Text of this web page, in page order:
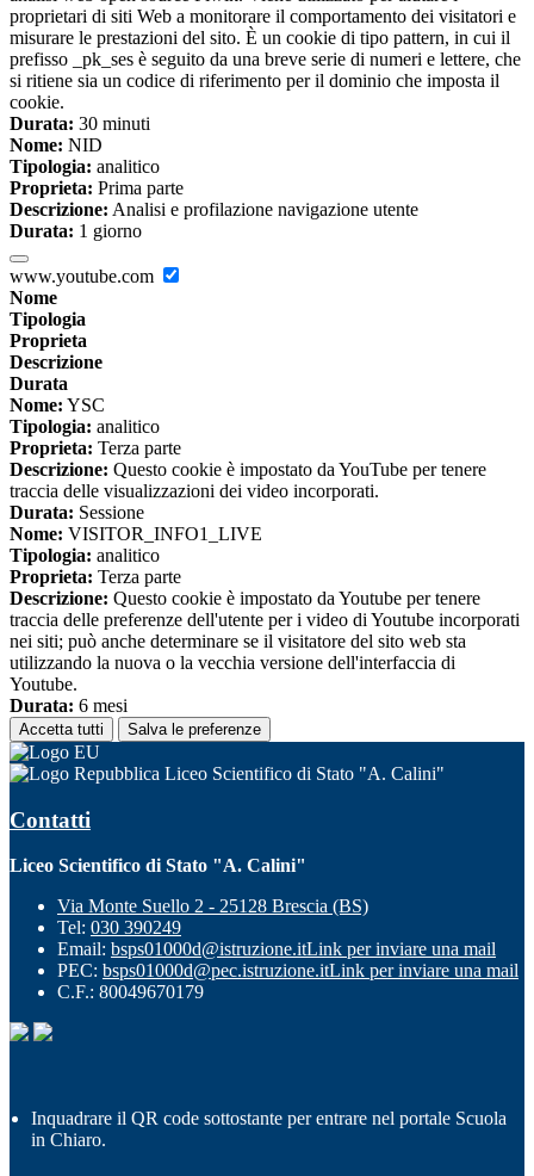
proprietari di siti Web a monitorare il comportamento dei visitatori e
misurare le prestazioni del sito. È un cookie di tipo pattern, in cui il
prefisso _pk_ses è seguito da una breve serie di numeri e lettere, che
si ritiene sia un codice di riferimento per il dominio che imposta il
cookie.
Durata: 30 minuti
Nome: NID
Tipologia: analitico
Proprieta: Prima parte
Descrizione: Analisi e profilazione navigazione utente
Durata: 1 giorno
www.youtube.com
Nome
Tipologia
Proprieta
Descrizione
Durata
Nome: YSC
Tipologia: analitico
Proprieta: Terza parte
Descrizione: Questo cookie è impostato da YouTube per tenere
traccia delle visualizzazioni dei video incorporati.
Durata: Sessione
Nome: VISITOR_INFO1_LIVE
Tipologia: analitico
Proprieta: Terza parte
Descrizione: Questo cookie è impostato da Youtube per tenere
traccia delle preferenze dell'utente per i video di Youtube incorporati
nei siti; può anche determinare se il visitatore del sito web sta
utilizzando la nuova o la vecchia versione dell'interfaccia di
Youtube.
Durata: 6 mesi
Accetta tutti Salva le preferenze
Liceo Scientifico di Stato "A. Calini"
Contatti
Liceo Scientifico di Stato "A. Calini"
Via Monte Suello 2 - 25128 Brescia (BS)
Tel: 030 390249
Email: bsps01000d@istruzione.itLink per inviare una mail
PEC: bsps01000d@pec.istruzione.itLink per inviare una mail
C.F.: 80049670179
Inquadrare il QR code sottostante per entrare nel portale Scuola
in Chiaro.